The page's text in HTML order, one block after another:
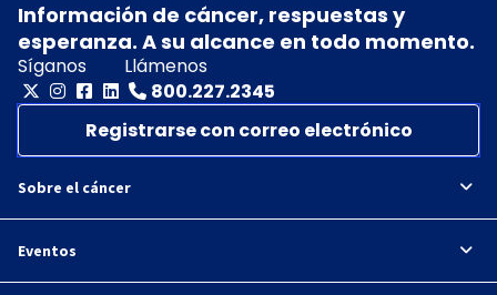
Información de cáncer, respuestas y
esperanza. A su alcance en todo momento.
Síganos
Llámenos
800.227.2345
Registrarse con correo electrónico
Sobre el cáncer
Eventos